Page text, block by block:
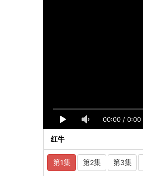
00:00 / 0:00
红牛
第1集 第2集 第3集